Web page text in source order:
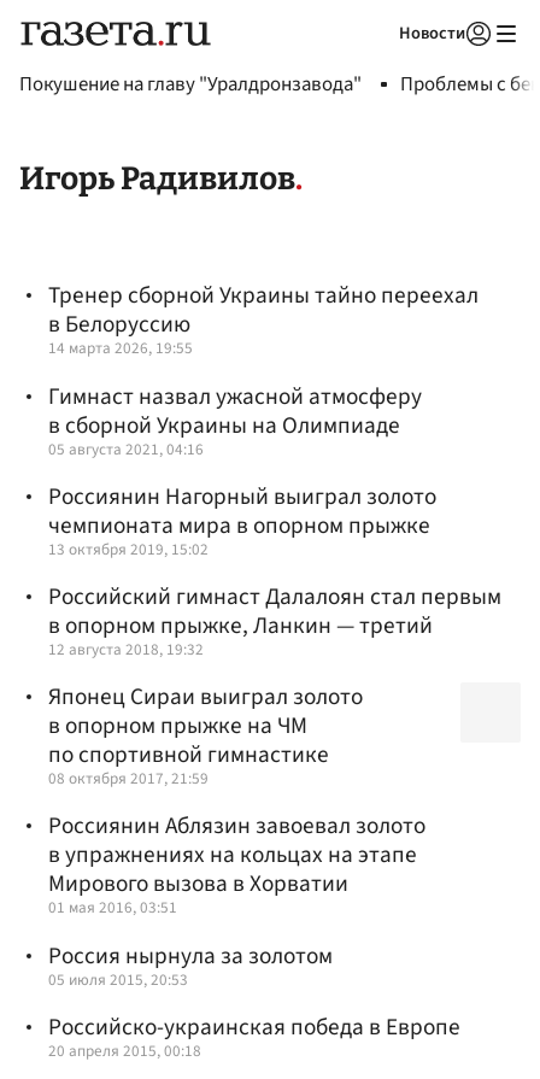
Новости
Покушение на главу "Уралдронзавода" Проблемы с
Игорь Радивилов
Тренер сборной Украины тайно переехал
в Белоруссию
14 марта 2026, 19:55
Гимнаст назвал ужасной атмосферу
в сборной Украины на Олимпиаде
05 августа 2021, 04:16
Россиянин Нагорный выиграл золото
чемпионата мира в опорном прыжке
13 октября 2019, 15:02
Российский гимнаст Далалоян стал первым
в опорном прыжке, Ланкин — третий
12 августа 2018, 19:32
Японец Сираи выиграл золото
в опорном прыжке на ЧМ
по спортивной гимнастике
08 октября 2017, 21:59
Россиянин Аблязин завоевал золото
в упражнениях на кольцах на этапе
Мирового вызова в Хорватии
01 мая 2016, 03:51
Россия нырнула за золотом
05 июля 2015, 20:53
Российско-украинская победа в Европе
20 апреля 2015, 00:18